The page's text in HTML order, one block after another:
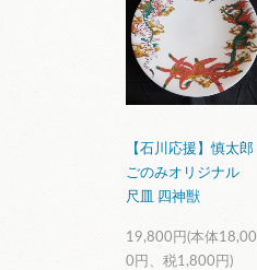
【石川応援】慎太郎
ごのみオリジナル
尺皿 四神獣
19,800円(本体18,00
0円、税1,800円)